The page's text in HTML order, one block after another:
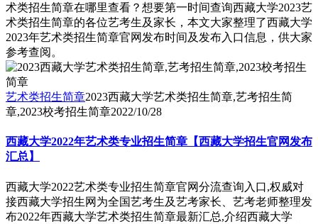
术类招生简章在哪里查看？想要第一时间查询西藏大学2023艺
术类招生简章的各位艺考生及家长，本文大家整理了西藏大学
2023年艺术类招生简章官网发布时间及发布入口信息，供大家
参考查阅。
艺术类招生简章2023西藏大学艺术类招生简章,艺考招生简
章,2023校考招生简章2022/10/28
西藏大学2022年艺术类专业招生简章【西藏大学招生官网发布
汇总】
西藏大学2022艺术类专业招生简章官网分流查询入口,权威对
接西藏大学招生网为全国艺考生及艺考家长、艺考老师整理发
布2022年西藏大学艺术类招生简章最新汇总,介绍西藏大学